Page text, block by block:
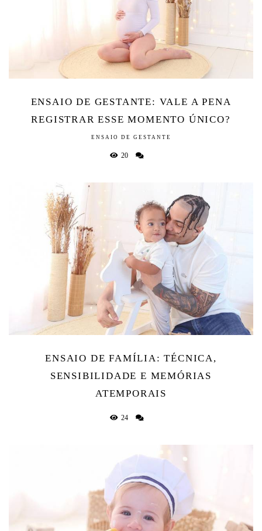
ENSAIO DE GESTANTE: VALE A PENA
REGISTRAR ESSE MOMENTO ÚNICO?
ENSAIO DE GESTANTE
20
ENSAIO DE FAMÍLIA: TÉCNICA,
SENSIBILIDADE E MEMÓRIAS
ATEMPORAIS
24